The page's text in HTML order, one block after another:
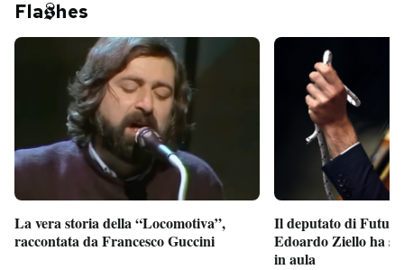
Fla hes
La vera storia della “Locomotiva”,
raccontata da Francesco Guccini
Il deputato di
Edoardo Ziello ha
in aula